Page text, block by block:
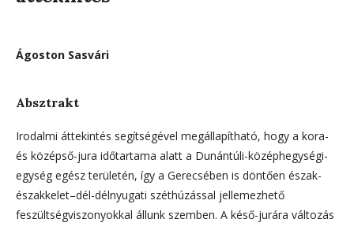
Ágoston Sasvári
Absztrakt
Irodalmi áttekintés segítségével megállapítható, hogy a kora-
és középső-jura időtartama alatt a Dunántúli-középhegységi-
egység egész területén, így a Gerecsében is döntően észak-
északkelet–dél-délnyugati széthúzással jellemezhető
feszültségviszonyokkal állunk szemben. A késő-jurára változás